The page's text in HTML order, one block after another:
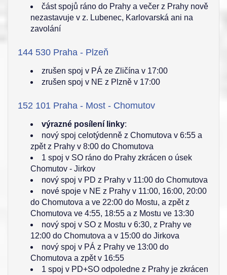
část spojů ráno do Prahy a večer z Prahy nově
nezastavuje v z. Lubenec, Karlovarská ani na
zavolání
144 530 Praha - Plzeň
zrušen spoj v PÁ ze Zličína v 17:00
zrušen spoj v NE z Plzně v 17:00
152 101 Praha - Most - Chomutov
výrazné posílení linky:
nový spoj celotýdenně z Chomutova v 6:55 a
zpět z Prahy v 8:00 do Chomutova
1 spoj v SO ráno do Prahy zkrácen o úsek
Chomutov - Jirkov
nový spoj v PD z Prahy v 11:00 do Chomutova
nové spoje v NE z Prahy v 11:00, 16:00, 20:00
do Chomutova a ve 22:00 do Mostu, a zpět z
Chomutova ve 4:55, 18:55 a z Mostu ve 13:30
nový spoj v SO z Mostu v 6:30, z Prahy ve
12:00 do Chomutova a v 15:00 do Jirkova
nový spoj v PÁ z Prahy ve 13:00 do
Chomutova a zpět v 16:55
1 spoj v PD+SO odpoledne z Prahy je zkrácen